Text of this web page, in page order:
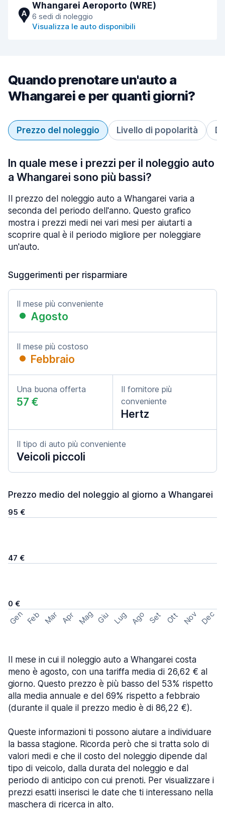
A
Whangarei Aeroporto (WRE)
6 sedi di noleggio
Visualizza le auto disponibili
Quando prenotare un'auto a
Whangarei e per quanti giorni?
Prezzo del noleggio Livello di popolarità
In quale mese i prezzi per il noleggio auto
a Whangarei sono più bassi?
Il prezzo del noleggio auto a Whangarei varia a
seconda del periodo dell'anno. Questo grafico
mostra i prezzi medi nei vari mesi per aiutarti a
scoprire qual è il periodo migliore per noleggiare
un'auto.
Suggerimenti per risparmiare
Il mese più conveniente
Agosto
Il mese più costoso
Febbraio
Una buona offerta
57 €
Il fornitore più
conveniente
Hertz
Il tipo di auto più conveniente
Veicoli piccoli
Prezzo medio del noleggio al giorno a Whangarei
95 €
47 €
0 €
Gen Feb Mar Apr Mag Giu Lug Ago Set Ott Nov Dec
Il mese in cui il noleggio auto a Whangarei costa
meno è agosto, con una tariffa media di 26,62 € al
giorno. Questo prezzo è più basso del 53% rispetto
alla media annuale e del 69% rispetto a febbraio
(durante il quale il prezzo medio è di 86,22 €).
Queste informazioni ti possono aiutare a individuare
la bassa stagione. Ricorda però che si tratta solo di
valori medi e che il costo del noleggio dipende dal
tipo di veicolo, dalla durata del noleggio e dal
periodo di anticipo con cui prenoti. Per visualizzare i
prezzi esatti inserisci le date che ti interessano nella
maschera di ricerca in alto.